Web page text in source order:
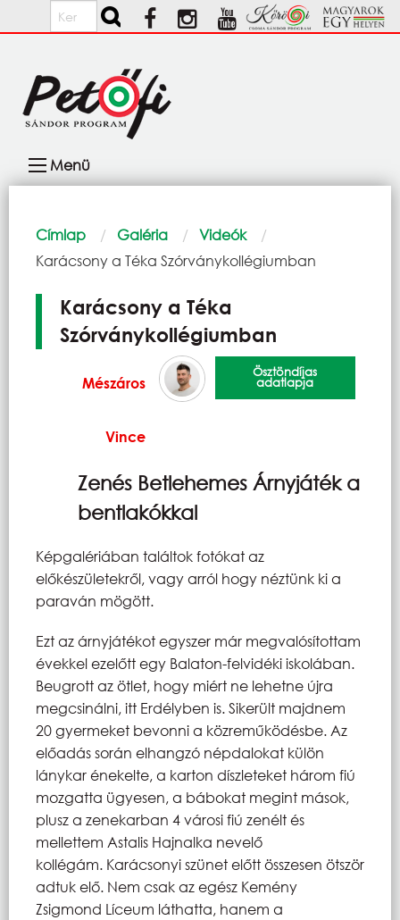
Ugrás a tartalomra
Keresés
navigáció
Menü
Morzsa
Címlap Galéria
Videók
Current:
Karácsony a Téka Szórványkollégiumban
Karácsony a Téka
Szórványkollégiumban
Mészáros
Vince
Ösztöndíjas
adatlapja
Zenés Betlehemes Árnyjáték a
bentlakókkal
Képgalériában találtok fotókat az
előkészületekről, vagy arról hogy néztünk ki a
paraván mögött.
Ezt az árnyjátékot egyszer már megvalósítottam
évekkel ezelőtt egy Balaton-felvidéki iskolában.
Beugrott az ötlet, hogy miért ne lehetne újra
megcsinálni, itt Erdélyben is. Sikerült majdnem
20 gyermeket bevonni a közreműködésbe. Az
előadás során elhangzó népdalokat külön
lánykar énekelte, a karton díszleteket három fiú
mozgatta ügyesen, a bábokat megint mások,
plusz a zenekarban 4 városi fiú zenélt és
mellettem Astalis Hajnalka nevelő
kollégám. Karácsonyi szünet előtt összesen ötször
adtuk elő. Nem csak az egész Kemény
Zsigmond Líceum láthatta, hanem a